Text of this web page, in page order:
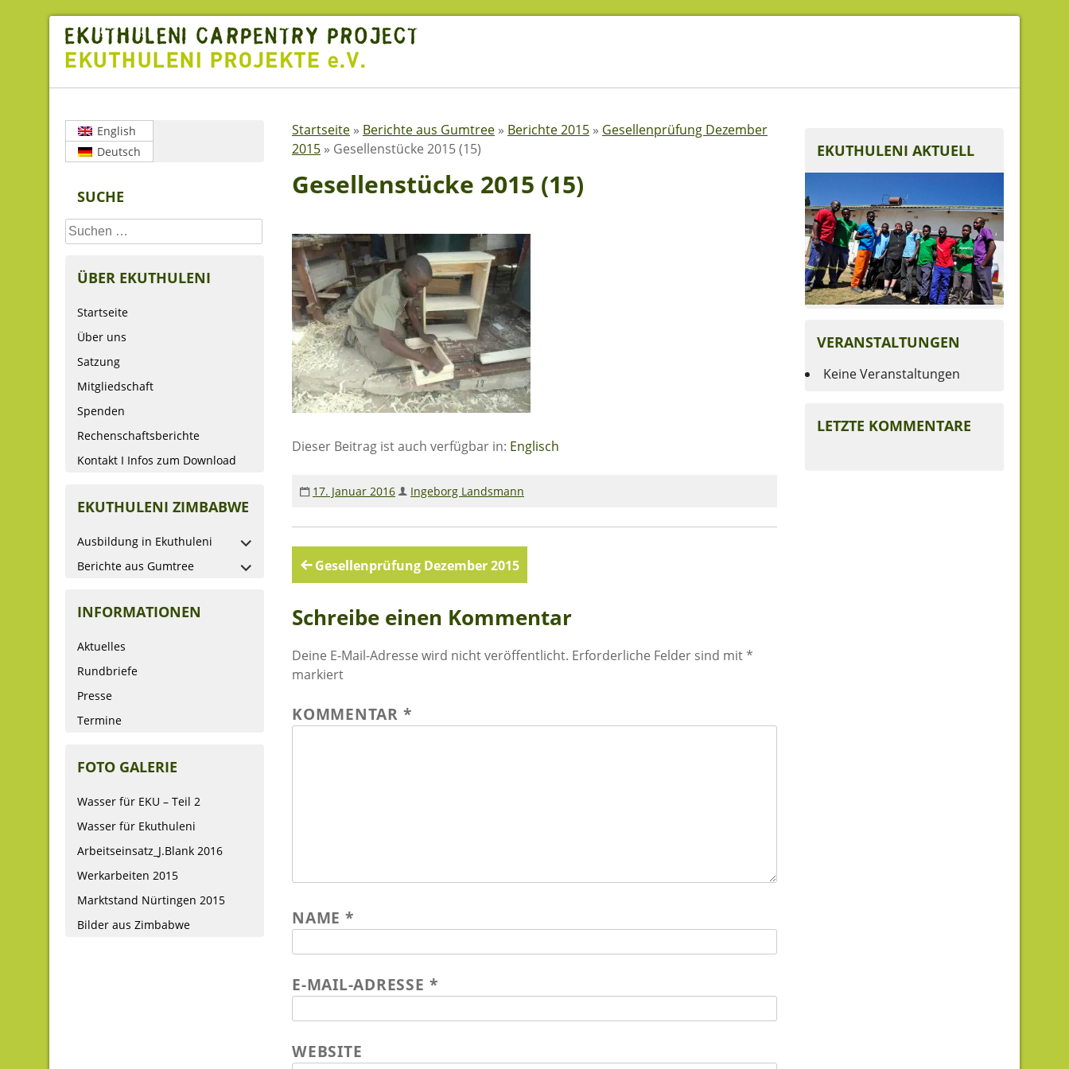
Skip
content
English
Deutsch
SUCHE
Suchen
nach:
ÜBER EKUTHULENI
Startseite
Über uns
Satzung
Mitgliedschaft
Spenden
Rechenschaftsberichte
Kontakt I Infos zum Download
EKUTHULENI ZIMBABWE
Ausbildung in Ekuthuleni
Berichte aus Gumtree
INFORMATIONEN
Aktuelles
Rundbriefe
Presse
Termine
FOTO GALERIE
Wasser für EKU – Teil 2
Wasser für Ekuthuleni
Arbeitseinsatz_J.Blank 2016
Werkarbeiten 2015
Marktstand Nürtingen 2015
Bilder aus Zimbabwe
Startseite » Berichte aus Gumtree » Berichte 2015 » Gesellenprüfung Dezember
2015 » Gesellenstücke 2015 (15)
Gesellenstücke 2015 (15)
Dieser Beitrag ist auch verfügbar in: Englisch
17. Januar 2016 Ingeborg Landsmann
Beitragsnavigation
Gesellenprüfung Dezember 2015
Schreibe einen Kommentar
Deine E-Mail-Adresse wird nicht veröffentlicht. Erforderliche Felder sind mit*
markiert
KOMMENTAR *
NAME *
E-MAIL-ADRESSE *
WEBSITE
EKUTHULENI AKTUELL
VERANSTALTUNGEN
Keine Veranstaltungen
LETZTE KOMMENTARE